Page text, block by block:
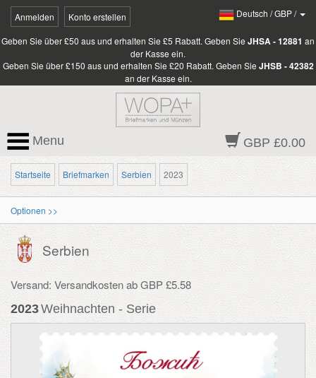
Anmelden Konto erstellen Deutsch /GBP/
Geben Sie über £50 aus und erhalten Sie £5 Rabatt. Geben Sie JHSA - 12881 an
der Kasse ein.
Geben Sie über £150 aus und erhalten Sie £20 Rabatt. Geben Sie JHSB - 42382
an der Kasse ein.
GBP £0.00
Menu
Startseite Briefmarken Serbien 2023
Optionen >>
Serbien
Versand: Versandkosten ab GBP £5.58
2023Weihnachten - Serie